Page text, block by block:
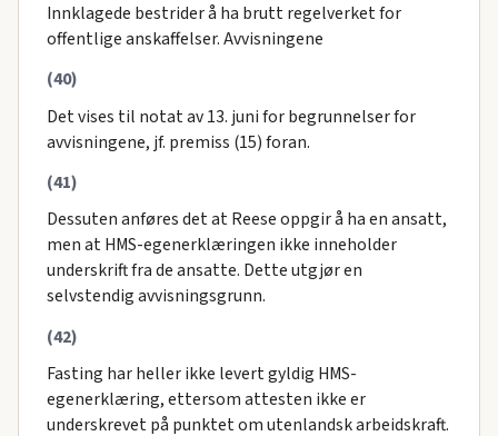
Innklagede bestrider å ha brutt regelverket for
offentlige anskaffelser. Avvisningene
(40)
Det vises til notat av 13. juni for begrunnelser for
avvisningene, jf. premiss (15) foran.
(41)
Dessuten anføres det at Reese oppgir å ha en ansatt,
men at HMS-egenerklæringen ikke inneholder
underskrift fra de ansatte. Dette utgjør en
selvstendig avvisningsgrunn.
(42)
Fasting har heller ikke levert gyldig HMS-
egenerklæring, ettersom attesten ikke er
underskrevet på punktet om utenlandsk arbeidskraft.